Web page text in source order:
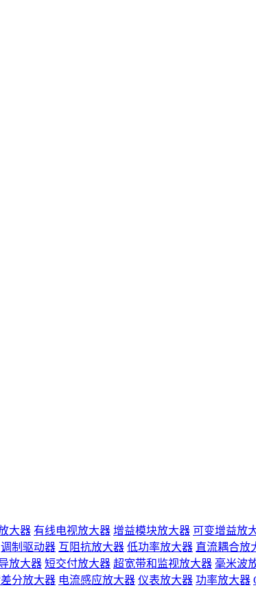
大器 有线电视放大器 增益模块放大器 可变增益放
调制驱动器 互阻抗放大器 低功率放大器 直流耦合放
放大器 短交付放大器 超宽带和监视放大器 毫米波
分放大器 电流感应放大器 仪表放大器 功率放大器